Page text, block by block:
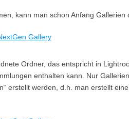
kann man schon Anfang Gallerien
Ordner, das entspricht in
enthalten kann. Nur
erstellt werden, d.h. man erstellt